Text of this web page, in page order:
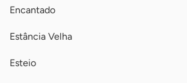
Encantado
Estância Velha
Esteio